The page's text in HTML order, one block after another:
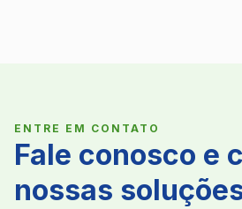
ENTRE EM CONTATO
Fale conosco e
nossas